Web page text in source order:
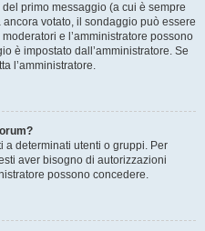
del primo messaggio (a cui è sempre
votato, il sondaggio può essere
e l’amministratore possono
è impostato dall’amministratore. Se
l’amministratore.
a determinati utenti o gruppi. Per
aver bisogno di autorizzazioni
possono concedere.